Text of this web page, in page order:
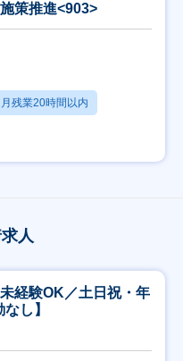
策推進<903>
月残業20時間以内
人
経験OK／土日祝・年
し】